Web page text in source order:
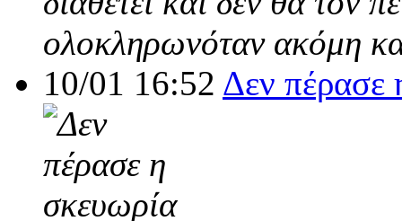
ολοκληρωνόταν ακόμη
10/01 16:52 Δεν πέρασε